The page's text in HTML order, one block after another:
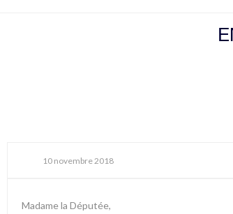
10 novembre 2018
Madame la Députée,